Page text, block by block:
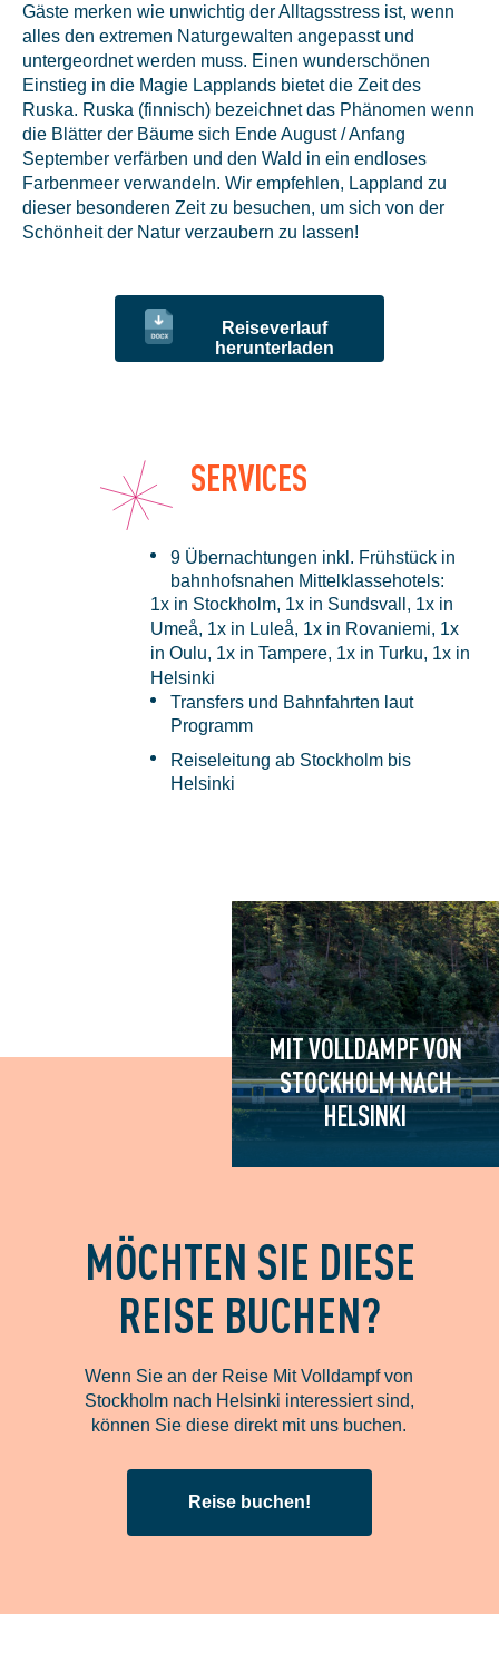
Gäste merken wie unwichtig der Alltagsstress ist, wenn
alles den extremen Naturgewalten angepasst und
untergeordnet werden muss. Einen wunderschönen
Einstieg in die Magie Lapplands bietet die Zeit des
Ruska. Ruska (finnisch) bezeichnet das Phänomen wenn
die Blätter der Bäume sich Ende August / Anfang
September verfärben und den Wald in ein endloses
Farbenmeer verwandeln. Wir empfehlen, Lappland zu
dieser besonderen Zeit zu besuchen, um sich von der
Schönheit der Natur verzaubern zu lassen!
Reiseverlauf
herunterladen
SERVICES
9 Übernachtungen inkl. Frühstück in
bahnhofsnahen Mittelklassehotels:
1x in Stockholm, 1x in Sundsvall, 1x in
Umeå, 1x in Luleå, 1x in Rovaniemi, 1x
in Oulu, 1x in Tampere, 1x in Turku, 1x in
Helsinki
Transfers und Bahnfahrten laut
Programm
Reiseleitung ab Stockholm bis
Helsinki
MIT VOLLDAMPF VON
STOCKHOLM NACH
HELSINKI
MÖCHTEN SIE DIESE
REISE BUCHEN?
Wenn Sie an der Reise Mit Volldampf von
Stockholm nach Helsinki interessiert sind,
können Sie diese direkt mit uns buchen.
Reise buchen!